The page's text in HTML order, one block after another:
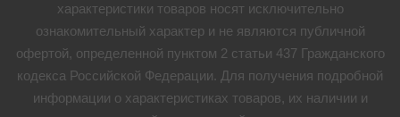
характеристики товaров носят исключительно
ознакомительный характер и не являются публичной
офертой, определенной пунктом 2 статьи 437 Гражданского
кодекса Российской Федерации. Для получения подробной
информации о характеристиках товaров, их наличии и